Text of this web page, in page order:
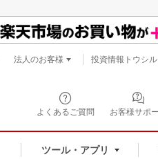
よくあるご質問 お客様サポ
ツール・アプリ
法人のお客様 投資情報トウシル